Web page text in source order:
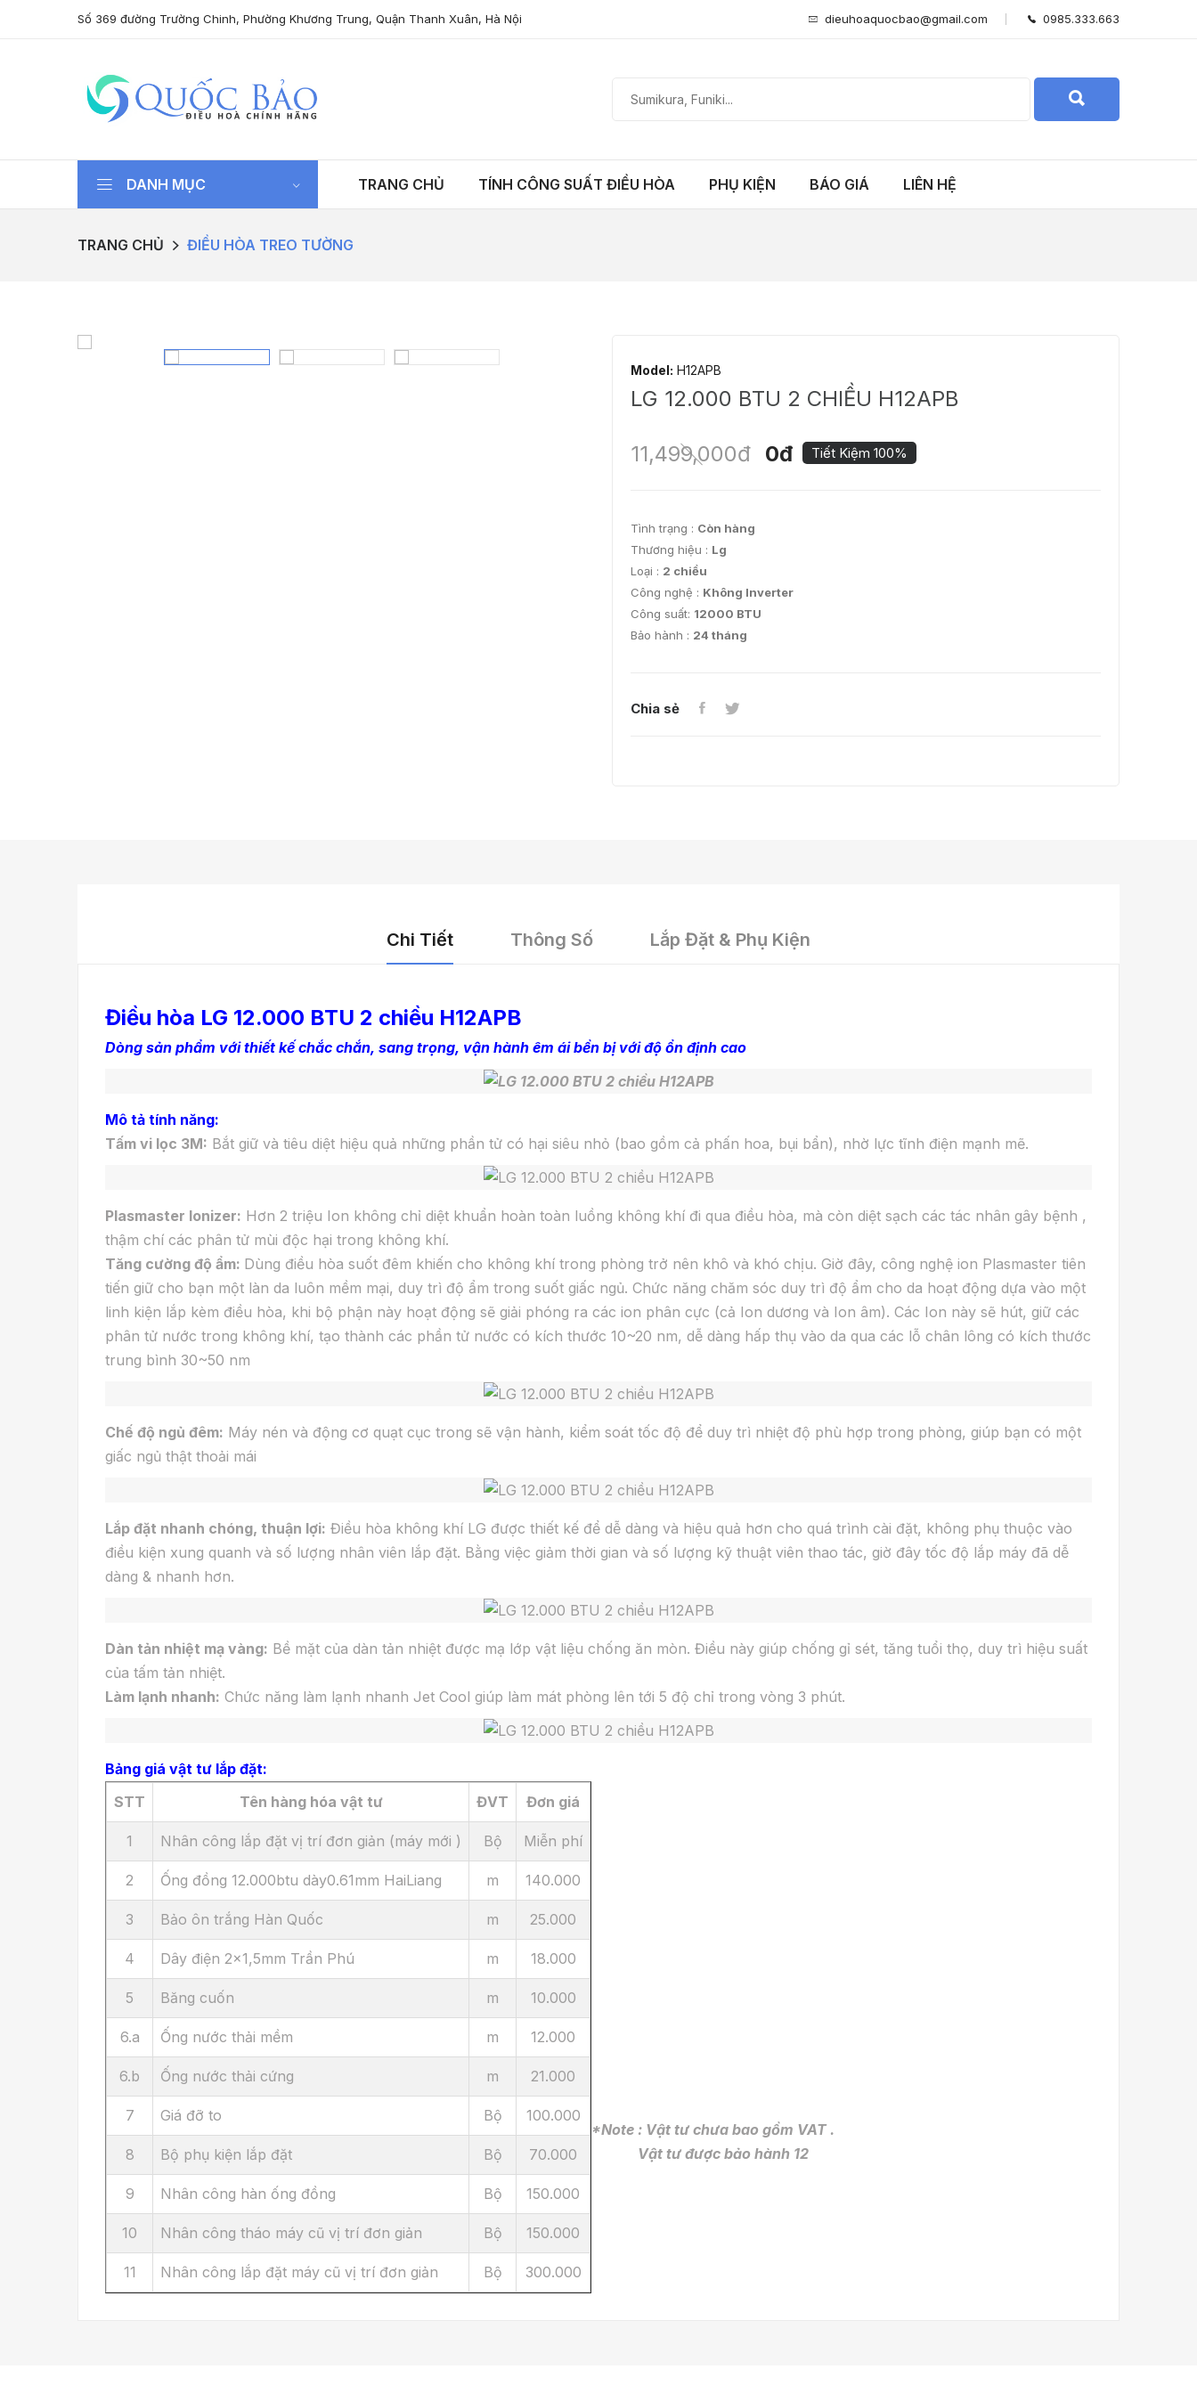
Số 369 đường Trường Chinh, Phường Khương Trung, Quận Thanh Xuân, Hà Nội dieuhoaquocbao@gmail.com 0985.333.663
DANH MỤC TRANG CHỦ TÍNH CÔNG SUẤT ĐIỀU HÒA PHỤ KIỆN BÁO GIÁ LIÊN HỆ
TRANG CHỦ ĐIỀU HÒA TREO TƯỜNG
Model: H12APB
LG 12.000 BTU 2 CHIỀU H12APB
11,499,000đ 0đ Tiết Kiệm 100%
Tình trạng : Còn hàng
Thương hiệu : Lg
Loại : 2 chiều
Công nghệ : Không Inverter
Công suất: 12000 BTU
Bảo hành : 24 tháng
Chia sẻ
Chi Tiết Thông Số Lắp Đặt & Phụ Kiện
Điều hòa LG 12.000 BTU 2 chiều H12APB
Dòng sản phẩm với thiết kế chắc chắn, sang trọng, vận hành êm ái bền bị với độ ổn định cao
Mô tả tính năng:
Tấm vi lọc 3M: Bắt giữ và tiêu diệt hiệu quả những phần tử có hại siêu nhỏ (bao gồm cả phấn hoa, bụi bẩn), nhờ lực tĩnh điện mạnh mẽ.
Plasmaster Ionizer: Hơn 2 triệu Ion không chỉ diệt khuẩn hoàn toàn luồng không khí đi qua điều hòa, mà còn diệt sạch các tác nhân gây bệnh ,
thậm chí các phân tử mùi độc hại trong không khí.
Tăng cường độ ẩm: Dùng điều hòa suốt đêm khiến cho không khí trong phòng trở nên khô và khó chịu. Giờ đây, công nghệ ion Plasmaster tiên
tiến giữ cho bạn một làn da luôn mềm mại, duy trì độ ẩm trong suốt giấc ngủ. Chức năng chăm sóc duy trì độ ẩm cho da hoạt động dựa vào một
linh kiện lắp kèm điều hòa, khi bộ phận này hoạt động sẽ giải phóng ra các ion phân cực (cả Ion dương và Ion âm). Các Ion này sẽ hút, giữ các
phân tử nước trong không khí, tạo thành các phần tử nước có kích thước 10~20 nm, dễ dàng hấp thụ vào da qua các lỗ chân lông có kích thước
trung bình 30~50 nm
Chế độ ngủ đêm: Máy nén và động cơ quạt cục trong sẽ vận hành, kiểm soát tốc độ để duy trì nhiệt độ phù hợp trong phòng, giúp bạn có một
giấc ngủ thật thoải mái
Lắp đặt nhanh chóng, thuận lợi: Điều hòa không khí LG được thiết kế để dễ dàng và hiệu quả hơn cho quá trình cài đặt, không phụ thuộc vào
điều kiện xung quanh và số lượng nhân viên lắp đặt. Bằng việc giảm thời gian và số lượng kỹ thuật viên thao tác, giờ đây tốc độ lắp máy đã dễ
dàng & nhanh hơn.
Dàn tản nhiệt mạ vàng: Bề mặt của dàn tản nhiệt được mạ lớp vật liệu chống ăn mòn. Điều này giúp chống gỉ sét, tăng tuổi thọ, duy trì hiệu suất
của tấm tản nhiệt.
Làm lạnh nhanh: Chức năng làm lạnh nhanh Jet Cool giúp làm mát phòng lên tới 5 độ chỉ trong vòng 3 phút.
Bảng giá vật tư lắp đặt:
STT
Tên hàng hóa vật tư ĐVT Đơn giá
1 Nhân công lắp đặt vị trí đơn giản (máy mới ) Bộ Miễn phí
2 Ống đồng 12.000btu dày0.61mm HaiLiang m 140.000
3 Bảo ôn trắng Hàn Quốc m 25.000
4 Dây điện 2x1,5mm Trần Phú m 18.000
5 Băng cuốn m 10.000
6.a Ống nước thải mềm m 12.000
6.b Ống nước thải cứng m 21.000
7 Giá đỡ to Bộ 100.000
8 Bộ phụ kiện lắp đặt Bộ 70.000
9 Nhân công hàn ống đồng Bộ 150.000
10 Nhân công tháo máy cũ vị trí đơn giản Bộ 150.000
11 Nhân công lắp đặt máy cũ vị trí đơn giản Bộ 300.000
*Note : Vật tư chưa bao gồm VAT .
Vật tư được bảo hành 12